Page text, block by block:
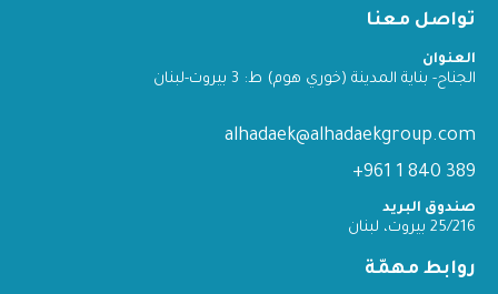
تواصل معنا
العنوان
الجناح- بناية المدينة (خوري هوم) ط: 3 بيروت-لبنان
alhadaek@alhadaekgroup.com
389 840 1 961+
صندوق البريد
25/216 بيروت، لبنان
روابط مهمّة